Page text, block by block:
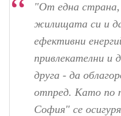
"От една
жилищата си и
ефективни
привлекателни и
друга - да
отпред. Като по
София" се